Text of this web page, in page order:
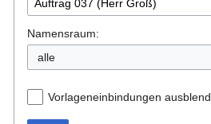
Namensraum:
alle
Vorlageneinbindungen